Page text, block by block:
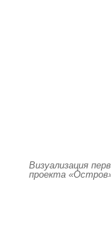
Визуализация
проекта